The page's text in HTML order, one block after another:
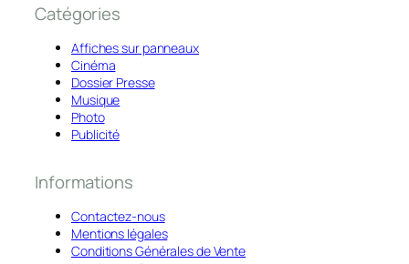
Catégories
Affiches sur panneaux
Cinéma
Dossier Presse
Musique
Photo
Publicité
Informations
Contactez-nous
Mentions légales
Conditions Générales de Vente